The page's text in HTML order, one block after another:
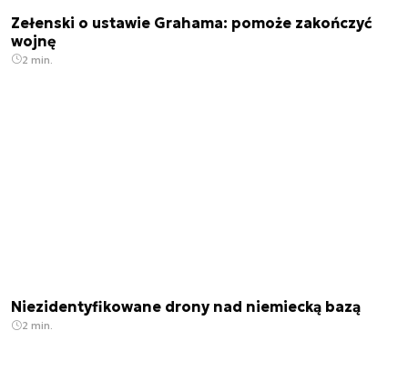
Zełenski o ustawie Grahama: pomoże zakończyć
wojnę
2 min.
Niezidentyfikowane drony nad niemiecką bazą
2 min.